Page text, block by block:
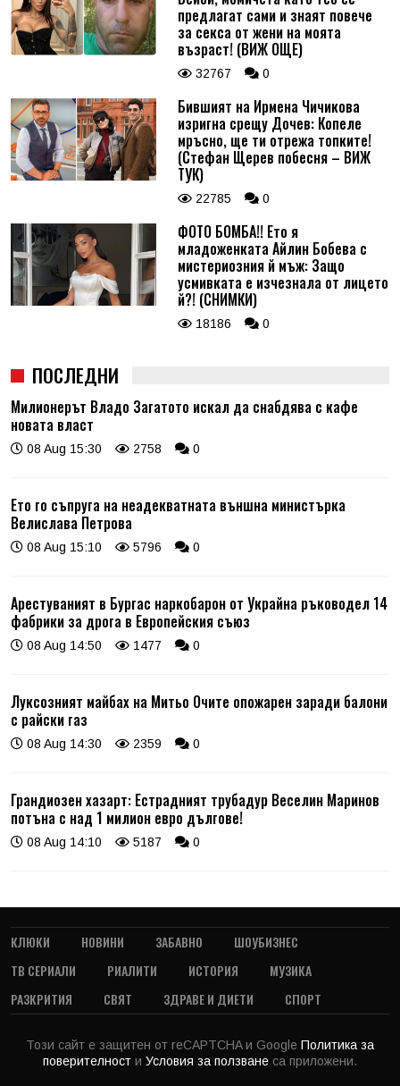
предлагат сами и знаят повече
за секса от жени на моята
възраст! (ВИЖ ОЩЕ)
32767 0
Бившият на Ирмена Чичикова
изригна срещу Дочев: Копеле
мръсно, ще ти отрежа топките!
(Стефан Щерев побесня – ВИЖ
ТУК)
22785 0
ФОТО БОМБА!! Ето я
младоженката Айлин Бобева с
мистериозния й мъж: Защо
усмивката е изчезнала от лицето
й?! (СНИМКИ)
18186 0
ПОСЛЕДНИ
Милионерът Владо Загатото искал да снабдява с кафе
новата власт
08 Aug 15:30 2758 0
Ето го съпруга на неадекватната външна министърка
Велислава Петрова
08 Aug 15:10 5796 0
Арестуваният в Бургас наркобарон от Украйна ръководел 14
фабрики за дрога в Европейския съюз
08 Aug 14:50 1477 0
Луксозният майбах на Митьо Очите опожарен заради балони
с райски газ
08 Aug 14:30 2359 0
Грандиозен хазарт: Естрадният трубадур Веселин Маринов
потъна с над 1 милион евро дългове!
08 Aug 14:10 5187 0
КЛЮКИ НОВИНИ ЗАБАВНО
ШОУБИЗНЕС
ТВ СЕРИАЛИ
РИАЛИТИ ИСТОРИЯ
МУЗИКА
РАЗКРИТИЯ
СВЯТ ЗДРАВЕ И ДИЕТИ СПОРТ
Този сайт е защитен от reCAPTCHA и Google Политика за
поверителност и Условия за ползване са приложени.